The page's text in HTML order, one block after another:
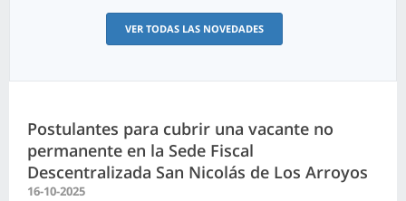
VER TODAS LAS NOVEDADES
Postulantes para cubrir una vacante no
permanente en la Sede Fiscal
Descentralizada San Nicolás de Los Arroyos
16-10-2025